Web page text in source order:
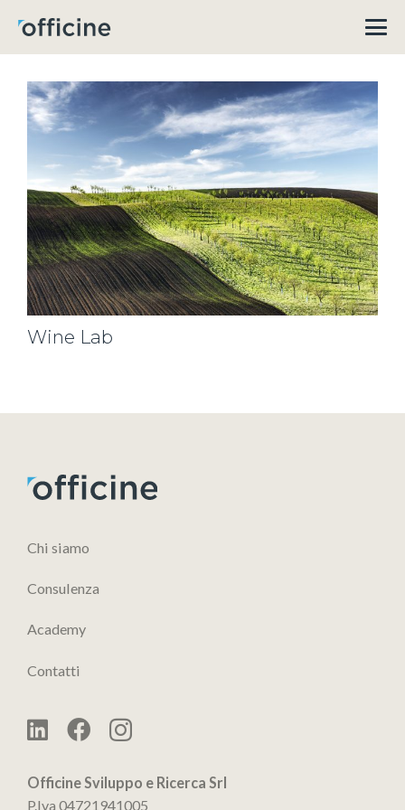
Wine Lab
Chi siamo
Consulenza
Academy
Contatti
Officine Sviluppo e Ricerca Srl
P.Iva 04721941005